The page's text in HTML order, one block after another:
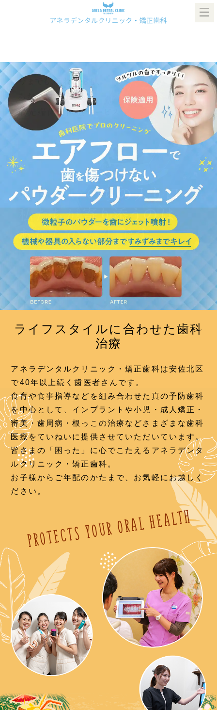
ライフスタイルに合わせた歯科
治療
アネラデンタルクリニック・矯正歯科は安佐北区
で40年以上続く歯医者さんです。
食育や食事指導などを組み合わせた真の予防歯科
を中心として、インプラントや小児・成人矯正・
審美・歯周病・根っこの治療などさまざまな歯科
医療をていねいに提供させていただいています。
皆さまの「困った」に心でこたえるアネラデンタ
ルクリニック・矯正歯科。
お子様からご年配のかたまで、お気軽にお越しく
ださい。